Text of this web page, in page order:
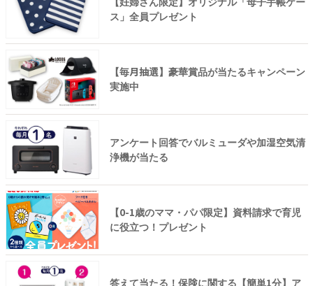
ス」全員プレゼント
【毎月抽選】豪華賞品が当たるキャンペーン
実施中
アンケート回答でバルミューダや加湿空気清
浄機が当たる
【0-1歳のママ・パパ限定】資料請求で育児
に役立つ！プレゼント
答えて当たる！保険に関する【簡単1分】ア